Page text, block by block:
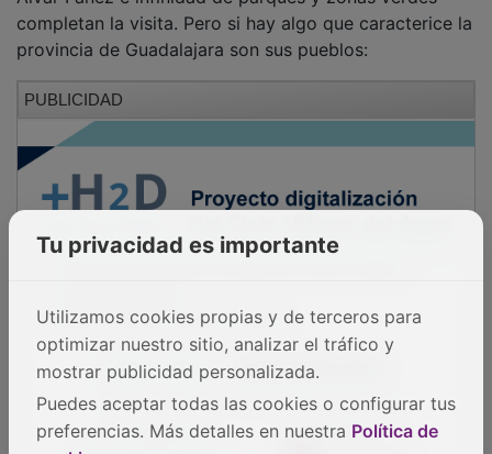
Alvar Fáñez e infinidad de parques y zonas verdes
completan la visita. Pero si hay algo que caracterice la
provincia de Guadalajara son sus pueblos:
Tu privacidad es importante
Utilizamos cookies propias y de terceros para
optimizar nuestro sitio, analizar el tráfico y
mostrar publicidad personalizada.
Puedes aceptar todas las cookies o configurar tus
preferencias. Más detalles en nuestra Política de